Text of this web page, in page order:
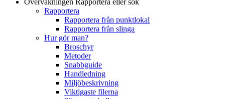
Rapportera
Rapportera från punktlokal
Rapportera från slinga
Hur gör man?
Broschyr
Metoder
Snabbguide
Handledning
Miljöbeskrivning
Viktigaste filerna